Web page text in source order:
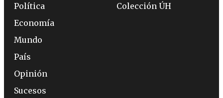
Política
Economía
Mundo
País
Opinión
Sucesos
Colección ÚH